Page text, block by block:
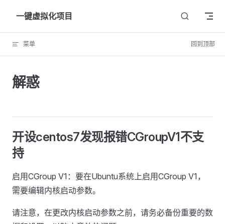
Skip to content
一键虚拟化项目
菜单 回到顶部
解惑
开设centos7发现报错CGroupV1不支
持
启用CGroup V1：要在Ubuntu系统上启用CGroup V1，
需要编辑内核启动参数。
请注意，在更改内核启动参数之前，请务必备份重要的数